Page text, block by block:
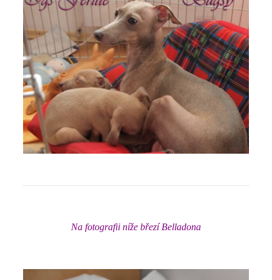
Na fotografii níže březí Belladona